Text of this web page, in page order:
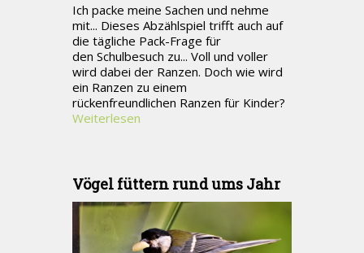
Ich packe meine Sachen und nehme
mit... Dieses Abzählspiel trifft auch auf
die tägliche Pack-Frage für
den Schulbesuch zu... Voll und voller
wird dabei der Ranzen. Doch wie wird
ein Ranzen zu einem
rückenfreundlichen Ranzen für Kinder?
Weiterlesen
Vögel füttern rund ums Jahr